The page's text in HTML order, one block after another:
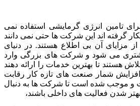
تامین انرژی گرمایشی استفاده نمی
گرفته اند این شرکت ها حتی نمی دانند
مزایای آن بی اطلاع هستند. در دنیای
می شود و شرکت های بزرگی وارد
هستند تا بهترین خدمات را ارائه دهند
افزایش شمار صنعت های تازه کار رقابت
و موجب شده است تا شرکت ها به دنبال
شدن فعالیت های داخلی باشند،